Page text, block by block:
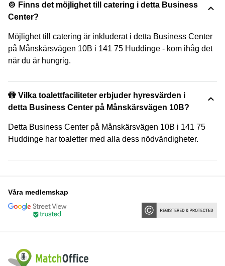
🍲 Finns det möjlighet till catering i detta Business
Center?
Möjlighet till catering är inkluderat i detta Business Center
på Månskärsvägen 10B i 141 75 Huddinge - kom ihåg det
när du är hungrig.
🚻 Vilka toalettfaciliteter erbjuder hyresvärden i
detta Business Center på Månskärsvägen 10B?
Detta Business Center på Månskärsvägen 10B i 141 75
Huddinge har toaletter med alla dess nödvändigheter.
Våra medlemskap